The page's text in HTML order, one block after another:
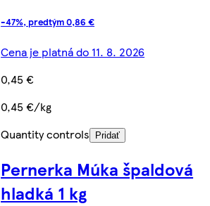
-47%, predtým 0,86 €
Cena je platná do 11. 8. 2026
0,45 €
0,45 €/kg
Quantity controls
Pridať
Pernerka Múka špaldová
hladká 1 kg